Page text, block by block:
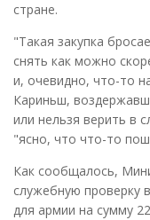
стране.
"Такая закупка
снять как можно
и, очевидно, что-то
Кариньш,
или нельзя верить в
"ясно, что что-то
Как сообщалось,
служебную проверку
для армии на сумму